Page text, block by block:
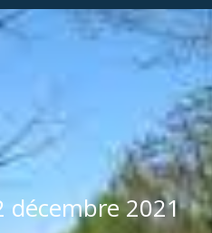
décembre 2021